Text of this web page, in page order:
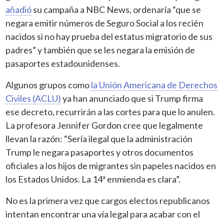
añadiósu campaña a NBC News, ordenaría “que se
negara emitir números de Seguro Social a los recién
nacidos si no hay prueba del estatus migratorio de sus
padres” y también que se les negara la emisión de
pasaportes estadounidenses.
Algunos grupos comola Unión Americana de Derechos
Civiles (ACLU)ya han anunciado que si Trump firma
ese decreto, recurrirán a las cortes para que lo anulen.
La profesora Jennifer Gordon cree que legalmente
llevan la razón: “Sería ilegal que la administración
Trump le negara pasaportes y otros documentos
oficiales a los hijos de migrantes sin papeles nacidos en
los Estados Unidos. La 14ª enmienda es clara”.
No es la primera vez que cargos electos republicanos
intentan encontrar una vía legal para acabar con el